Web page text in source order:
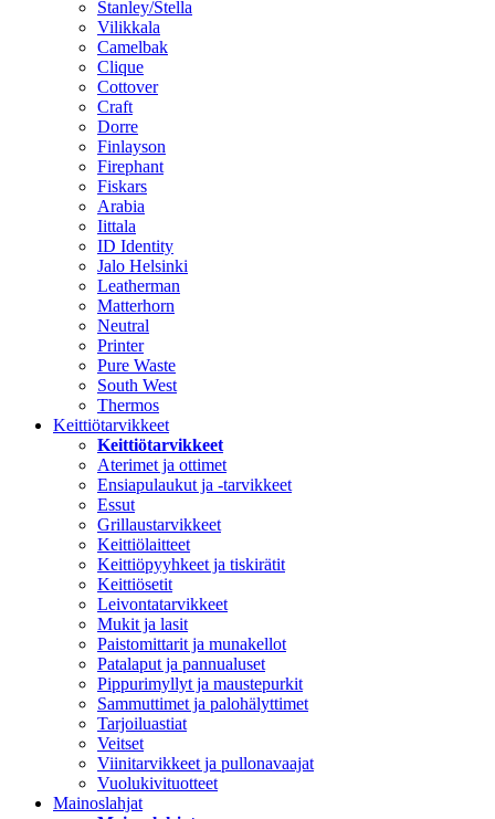
Stanley/Stella
Vilikkala
Camelbak
Clique
Cottover
Craft
Dorre
Finlayson
Firephant
Fiskars
Arabia
Iittala
ID Identity
Jalo Helsinki
Leatherman
Matterhorn
Neutral
Printer
Pure Waste
South West
Thermos
Keittiötarvikkeet
Keittiötarvikkeet
Aterimet ja ottimet
Ensiapulaukut ja -tarvikkeet
Essut
Grillaustarvikkeet
Keittiölaitteet
Keittiöpyyhkeet ja tiskirätit
Keittiösetit
Leivontatarvikkeet
Mukit ja lasit
Paistomittarit ja munakellot
Patalaput ja pannualuset
Pippurimyllyt ja maustepurkit
Sammuttimet ja palohälyttimet
Tarjoiluastiat
Veitset
Viinitarvikkeet ja pullonavaajat
Vuolukivituotteet
Mainoslahjat